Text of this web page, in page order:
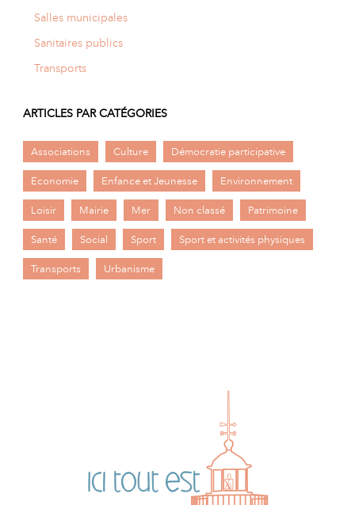
Salles municipales
Sanitaires publics
Transports
ARTICLES PAR CATÉGORIES
Associations Culture Démocratie participative
Economie Enfance et Jeunesse Environnement
Loisir Mairie Mer Non classé Patrimoine
Santé Social Sport Sport et activités physiques
Transports Urbanisme